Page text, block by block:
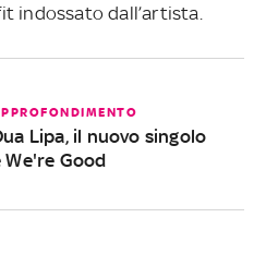
indossato dall’artista.
Lipa, il nuovo singolo
We're Good